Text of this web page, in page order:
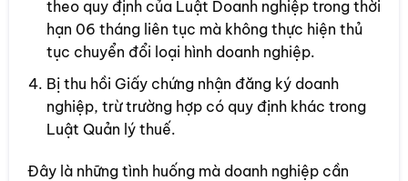
theo quy định của Luật Doanh nghiệp trong thời
hạn 06 tháng liên tục mà không thực hiện thủ
tục chuyển đổi loại hình doanh nghiệp.
Bị thu hồi Giấy chứng nhận đăng ký doanh
nghiệp, trừ trường hợp có quy định khác trong
Luật Quản lý thuế.
Đây là những tình huống mà doanh nghiệp cần